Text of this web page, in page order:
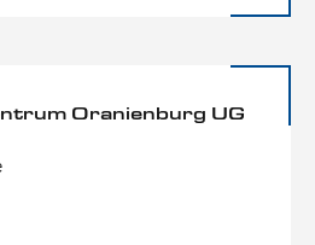
Oranienburg UG